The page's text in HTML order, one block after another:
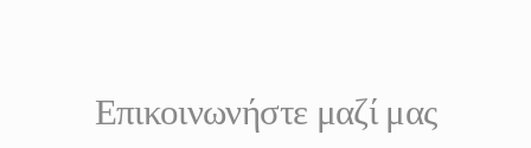
Επικοινωνήστε μαζί μας